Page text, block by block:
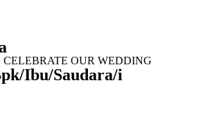
OUR WEDDING
Ibu/Saudara/i